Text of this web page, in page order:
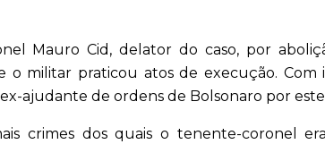
Mauro Cid, delator do caso, por
militar praticou atos de execução. Com
ajudante de ordens de Bolsonaro por
crimes dos quais o tenente-coronel